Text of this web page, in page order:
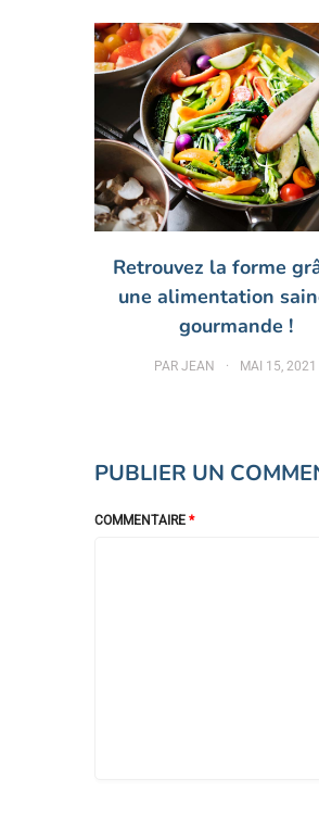
Retrouvez la forme
une alimentation
gourmande !
PARJEAN MAI 15, 2021
PUBLIER UN
COMMENTAIRE *